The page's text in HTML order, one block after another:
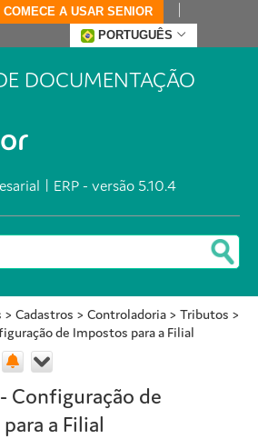
COMECE A USAR SENIOR
PORTUGUÊS
DOCUMENTAÇÃO
| ERP - versão 5.10.4
> Cadastros > Controladoria > Tributos >
de Impostos para a Filial
Configuração de
a Filial